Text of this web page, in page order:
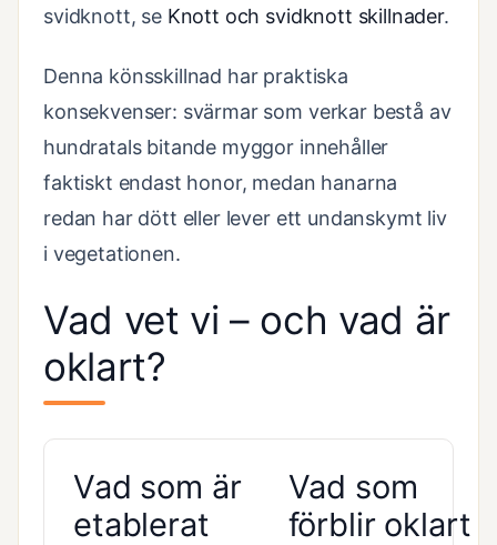
svidknott, se Knott och svidknott skillnader.
Denna könsskillnad har praktiska
konsekvenser: svärmar som verkar bestå av
hundratals bitande myggor innehåller
faktiskt endast honor, medan hanarna
redan har dött eller lever ett undanskymt liv
i vegetationen.
Vad vet vi – och vad är
oklart?
Vad som är
etablerat
Vad som
förblir oklart